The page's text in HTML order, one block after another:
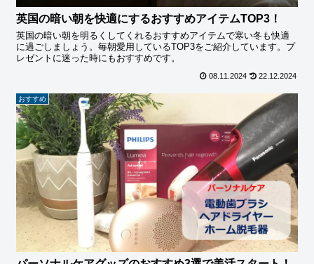
英国の暗い朝を快適にするおすすめアイテムTOP3！
英国の暗い朝を明るくしてくれるおすすめアイテムで寒い冬も快適
に過ごしましょう。毎朝愛用しているTOP3をご紹介しています。プ
レゼントに迷った時にもおすすめです。
08.11.2024 22.12.2024
おすすめ